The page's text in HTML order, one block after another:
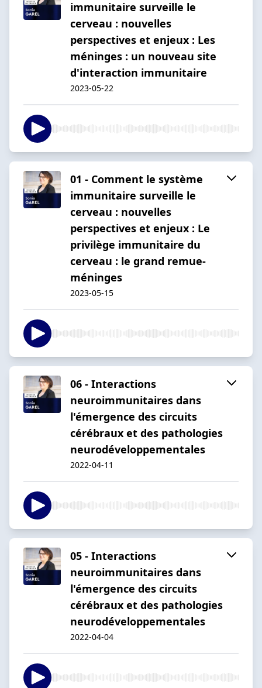
immunitaire surveille le
cerveau : nouvelles
perspectives et enjeux : Les
méninges : un nouveau site
d'interaction immunitaire
2023-05-22
01 - Comment le système
immunitaire surveille le
cerveau : nouvelles
perspectives et enjeux : Le
privilège immunitaire du
cerveau : le grand remue-
méninges
2023-05-15
06 - Interactions
neuroimmunitaires dans
l'émergence des circuits
cérébraux et des pathologies
neurodéveloppementales
2022-04-11
05 - Interactions
neuroimmunitaires dans
l'émergence des circuits
cérébraux et des pathologies
neurodéveloppementales
2022-04-04